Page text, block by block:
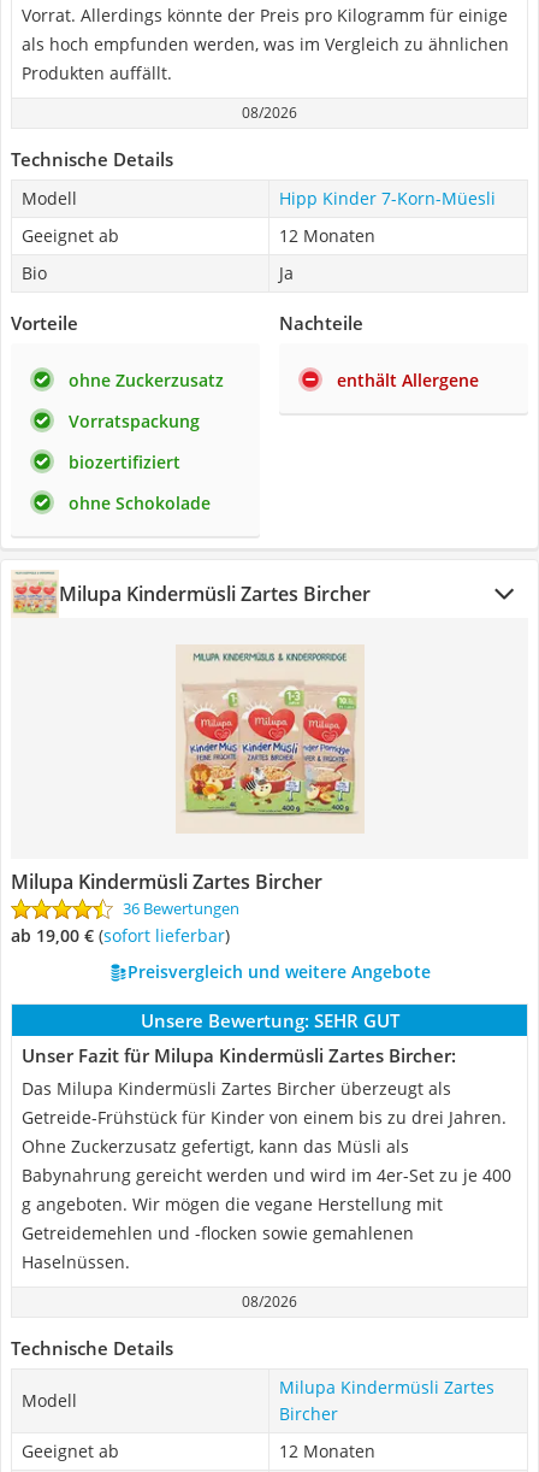
Vorrat. Allerdings könnte der Preis pro Kilogramm für einige
als hoch empfunden werden, was im Vergleich zu ähnlichen
Produkten auffällt.
08/2026
Technische Details
Modell
Hipp Kinder 7-Korn-Müesli
Geeignet ab
12 Monaten
Bio
Ja
Vorteile
ohne Zuckerzusatz
Vorratspackung
biozertifiziert
ohne Schokolade
Nachteile
enthält Allergene
Milupa Kindermüsli Zartes Bircher
Milupa Kindermüsli Zartes Bircher
36 Bewertungen
ab 19,00 € ( Sofort lieferbar)
Preisvergleich und weitere Angebote
Unsere Bewertung: SEHR GUT
Unser Fazit für Milupa Kindermüsli Zartes Bircher:
Das Milupa Kindermüsli Zartes Bircher überzeugt als
Getreide-Frühstück für Kinder von einem bis zu drei Jahren.
Ohne Zuckerzusatz gefertigt, kann das Müsli als
Babynahrung gereicht werden und wird im 4er-Set zu je 400
g angeboten. Wir mögen die vegane Herstellung mit
Getreidemehlen und -flocken sowie gemahlenen
Haselnüssen.
08/2026
Technische Details
Modell
Milupa Kindermüsli Zartes
Bircher
Geeignet ab
12 Monaten